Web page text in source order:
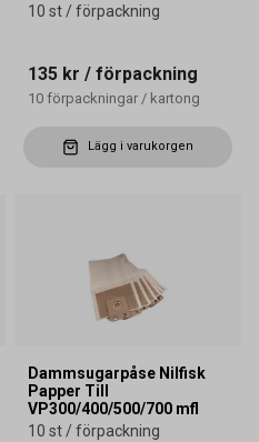
10 st / förpackning
135 kr / förpackning
10 förpackningar / kartong
Lägg i varukorgen
Dammsugarpåse Nilfisk
Papper Till
VP300/400/500/700 mfl
10 st / förpackning